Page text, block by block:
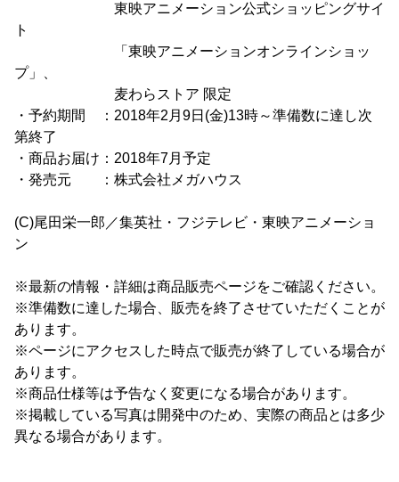
東映アニメーション公式ショッピングサイ
ト
「東映アニメーションオンラインショッ
プ」、
麦わらストア 限定
・予約期間 ：2018年2月9日(金)13時～準備数に達し次
第終了
・商品お届け：2018年7月予定
・発売元 ：株式会社メガハウス
(C)尾田栄一郎／集英社・フジテレビ・東映アニメーショ
ン
※最新の情報・詳細は商品販売ページをご確認ください。
※準備数に達した場合、販売を終了させていただくことが
あります。
※ページにアクセスした時点で販売が終了している場合が
あります。
※商品仕様等は予告なく変更になる場合があります。
※掲載している写真は開発中のため、実際の商品とは多少
異なる場合があります。